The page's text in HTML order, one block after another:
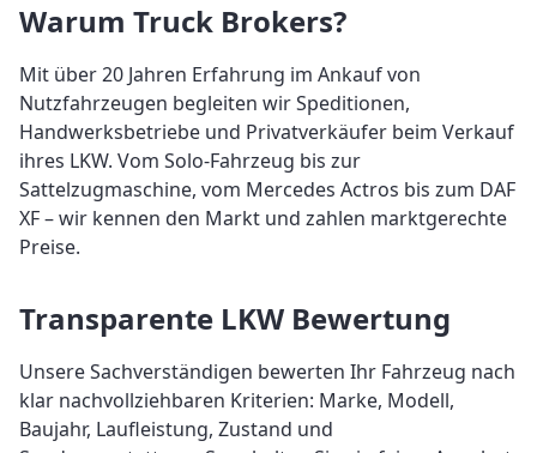
Warum Truck Brokers?
Mit über 20 Jahren Erfahrung im Ankauf von
Nutzfahrzeugen begleiten wir Speditionen,
Handwerksbetriebe und Privatverkäufer beim Verkauf
ihres LKW. Vom Solo-Fahrzeug bis zur
Sattelzugmaschine, vom Mercedes Actros bis zum DAF
XF – wir kennen den Markt und zahlen marktgerechte
Preise.
Transparente LKW Bewertung
Unsere Sachverständigen bewerten Ihr Fahrzeug nach
klar nachvollziehbaren Kriterien: Marke, Modell,
Baujahr, Laufleistung, Zustand und